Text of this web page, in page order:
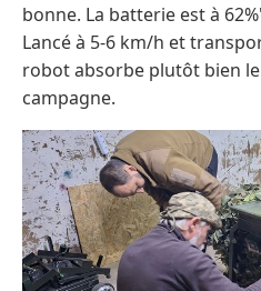
bonne. La batterie est à
Lancé à 5-6 km/h et
robot absorbe plutôt bien
campagne.